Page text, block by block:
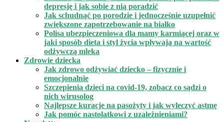
depresję i jak sobie z nią poradzić
Jak schudnąć po porodzie i jednocześnie uzupełnić
zwiększone zapotrzebowanie na białko
Polisa ubezpieczeniowa dla mamy karmiącej oraz w
jaki sposób dieta i styl życia wpływają na wartość
odżywczą mleka
Zdrowie dziecka
Jak zdrowo odżywiać dziecko – fizycznie i
emocjonalnie
Szczepienia dzieci na covid-19, zobacz co sądzi o
nich wirusolog
Najlepsze kuracje na pasożyty i jak wyleczyć astmę
Jak pomóc nastolatkowi z uzależnieniami?